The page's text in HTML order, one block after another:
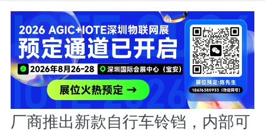
厂商推出新款自行车铃铛，内部可